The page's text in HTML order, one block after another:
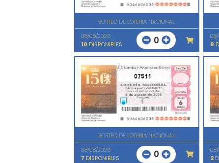
SORTEO DE LOTERIA NACIONAL
08/08/2026
10 DISPONIBLES 0
8
07511
SORTEO DE LOTERIA NACIONAL
08/08/2026
7 DISPONIBLES 0
2